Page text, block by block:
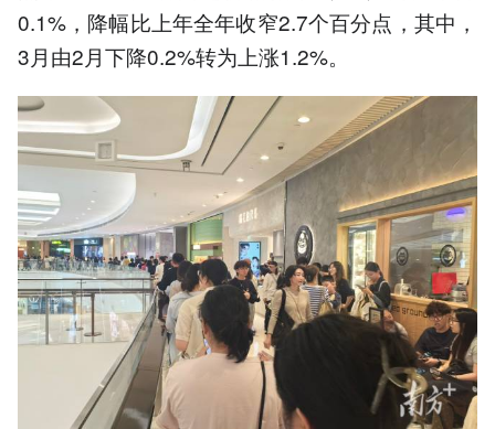
0.1%，降幅比上年全年收窄2.7个百分点，其中，
3月由2月下降0.2%转为上涨1.2%。